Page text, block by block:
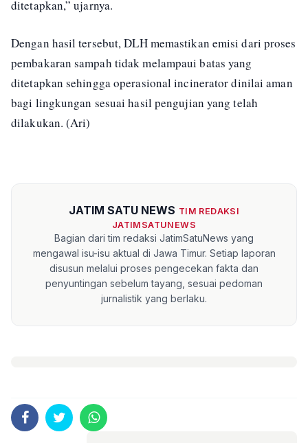
ditetapkan,” ujarnya.
Dengan hasil tersebut, DLH memastikan emisi dari proses
pembakaran sampah tidak melampaui batas yang
ditetapkan sehingga operasional incinerator dinilai aman
bagi lingkungan sesuai hasil pengujian yang telah
dilakukan. (Ari)
JATIM SATU NEWS TIM REDAKSI
JATIMSATUNEWS
Bagian dari tim redaksi JatimSatuNews yang
mengawal isu-isu aktual di Jawa Timur. Setiap laporan
disusun melalui proses pengecekan fakta dan
penyuntingan sebelum tayang, sesuai pedoman
jurnalistik yang berlaku.